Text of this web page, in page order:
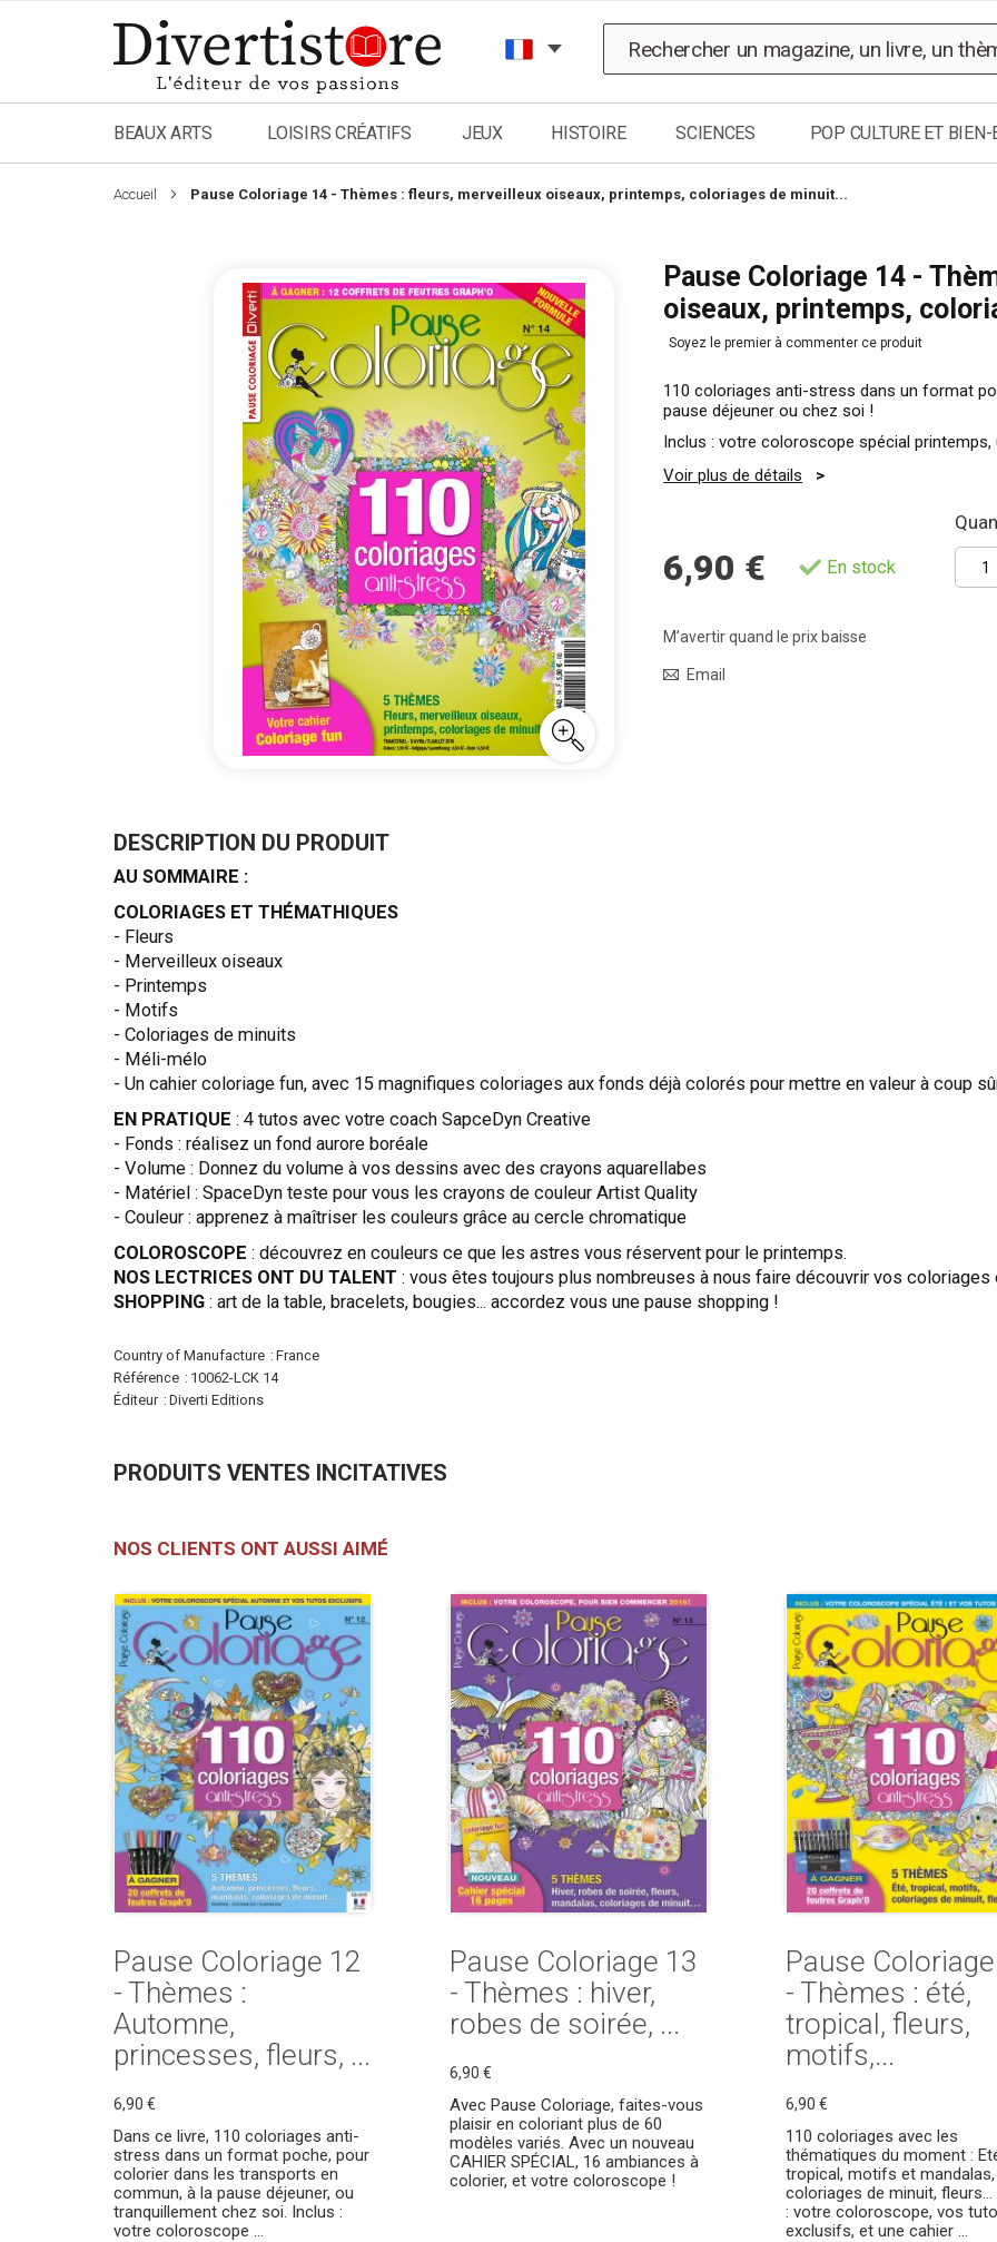
au
contenu
BEAUX ARTS LOISIRS CRÉATIFS JEUX HISTOIRE SCIENCES POP CULTURE ET BIEN-
Accueil Pause Coloriage 14 - Thèmes : fleurs, merveilleux oiseaux, printemps, coloriages de minuit...
début
la
Galerie
d’images
Pause Coloriage 14 -
oiseaux, printemps,
Soyez le premier à commenter ce produit
110 coloriages anti-stress dans un format
pause déjeuner ou chez soi !
Inclus : votre coloroscope spécial
Voir plus de détails
6,90 € En stock
M’avertir quand le prix baisse
Email
DESCRIPTION DU PRODUIT
AU SOMMAIRE :
COLORIAGES ET THÉMATHIQUES
- Fleurs
- Merveilleux oiseaux
- Printemps
- Motifs
- Coloriages de minuits
- Méli-mélo
- Un cahier coloriage fun, avec 15 magnifiques coloriages aux fonds déjà colorés pour mettre en valeur à coup
EN PRATIQUE : 4 tutos avec votre coach SapceDyn Creative
- Fonds : réalisez un fond aurore boréale
- Volume : Donnez du volume à vos dessins avec des crayons aquarellabes
- Matériel : SpaceDyn teste pour vous les crayons de couleur Artist Quality
- Couleur : apprenez à maîtriser les couleurs grâce au cercle chromatique
COLOROSCOPE : découvrez en couleurs ce que les astres vous réservent pour le printemps.
NOS LECTRICES ONT DU TALENT : vous êtes toujours plus nombreuses à nous faire découvrir vos coloriages
SHOPPING : art de la table, bracelets, bougies... accordez vous une pause shopping !
Plus
d'infos
Country of Manufacture
France
Référence
10062-LCK 14
Éditeur
Diverti Editions
PRODUITS VENTES INCITATIVES
NOS CLIENTS ONT AUSSI AIMÉ
Pause Coloriage 12
- Thèmes :
Automne,
princesses, fleurs, ...
6,90 €
Dans ce livre, 110 coloriages anti-
stress dans un format poche, pour
colorier dans les transports en
commun, à la pause déjeuner, ou
tranquillement chez soi. Inclus :
votre coloroscope ...
Pause Coloriage 13
- Thèmes : hiver,
robes de soirée, ...
6,90 €
Avec Pause Coloriage, faites-vous
plaisir en coloriant plus de 60
modèles variés. Avec un nouveau
CAHIER SPÉCIAL, 16 ambiances à
colorier, et votre coloroscope !
Pause
- Thèmes : été,
tropical, fleurs,
motifs,...
6,90 €
110 coloriages avec les
thématiques du moment :
tropical, motifs et mandalas,
coloriages de minuit,
: votre coloroscope, vos
exclusifs, et une cahier ...